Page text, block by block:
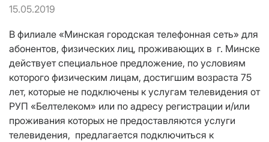
15.05.2019
В филиале «Минская городская телефонная сеть» для
абонентов, физических лиц, проживающих в г. Минске
действует специальное предложение, по условиям
которого физическим лицам, достигшим возраста 75
лет, которые не подключены к услугам телевидения от
РУП «Белтелеком» или по адресу регистрации и/или
проживания которых не предоставляются услуги
телевидения, предлагается подключиться к